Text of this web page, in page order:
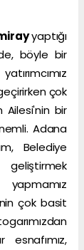
yaptığı
böyle bir
çok
Ailesi'nin bir
Adana
Belediye
geliştirmek
çok basit